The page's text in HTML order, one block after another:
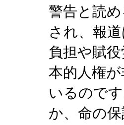
警告と読
され、報
負担や賦
本的人権
いるので
か、命の